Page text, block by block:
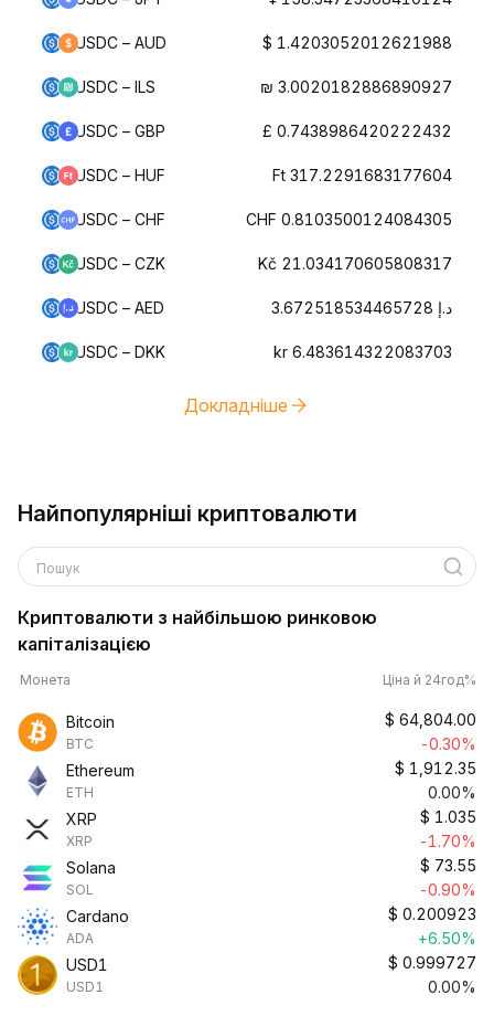
USDC – AUD $ 1.4203052012621988
USDC – ILS ₪ 3.0020182886890927
USDC – GBP £ 0.7438986420222432
USDC – HUF Ft 317.2291683177604
USDC – CHF CHF 0.8103500124084305
USDC – CZK Kč 21.034170605808317
USDC – AED د.إ 3.672518534465728
USDC – DKK kr 6.483614322083703
Докладніше
Найпопулярніші криптовалюти
Пошук
Криптовалюти з найбільшою ринковою
капіталізацією
Монета Ціна й 24год%
Bitcoin
BTC
$ 64,804.00
-0.30%
Ethereum
ETH
$ 1,912.35
0.00%
XRP
XRP
$ 1.035
-1.70%
Solana
SOL
$ 73.55
-0.90%
Cardano
ADA
$ 0.200923
+6.50%
USD1
USD1
$ 0.999727
0.00%